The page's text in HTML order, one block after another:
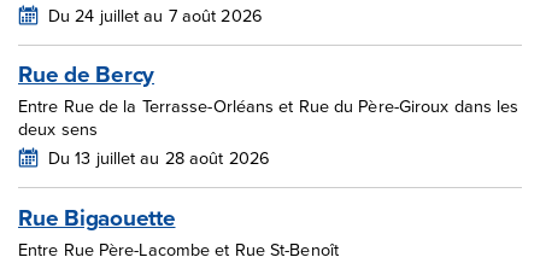
Du 24 juillet au 7 août 2026
Rue de Bercy
Entre Rue de la Terrasse-Orléans et Rue du Père-Giroux dans les
deux sens
Du 13 juillet au 28 août 2026
Rue Bigaouette
Entre Rue Père-Lacombe et Rue St-Benoît